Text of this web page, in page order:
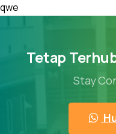
qwe
Tetap
Stay